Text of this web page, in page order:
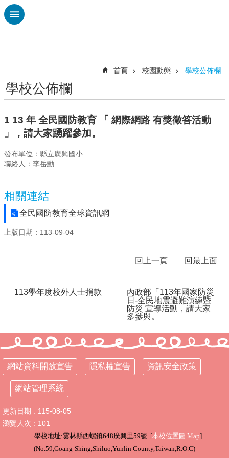
跳到主要內容區塊
認
興
刊
專
校
園
動
態
區
校
務
E
化
校
相
首頁 校園動態 學校公佈欄
學校公佈欄
1 13 年 全民國防教育 「 網際網路 有獎徵答活動
」，請大家踴躍參加。
發布單位：縣立廣興國小
聯絡人：李岳勳
相關連結
全民國防教育全球資訊網
上版日期：113-09-04
回上一頁 回最上面
113學年度校外人士捐款
內政部「113年國家防災
日-全民地震避難演練暨
防災 宣導活動，請大家
多參與。
網站資料開放宣告 隱私權宣告 資訊安全政策
網站管理系統
更新日期
115-08-05
瀏覽人次
101
學校地址:雲林縣西螺鎮648廣興里59號 [本校位置圖 Map]
(No.59,Goang-Shing,Shiluo,Yunlin County,Taiwan,R.O.C)